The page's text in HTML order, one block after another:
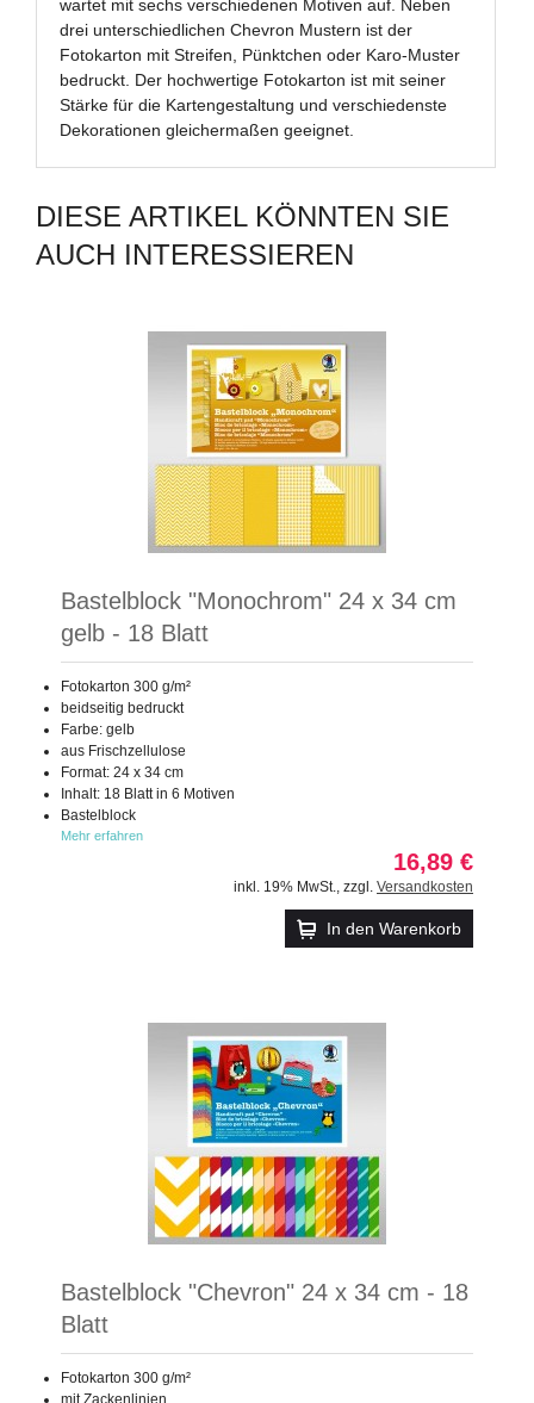
wartet mit sechs verschiedenen Motiven auf. Neben
drei unterschiedlichen Chevron Mustern ist der
Fotokarton mit Streifen, Pünktchen oder Karo-Muster
bedruckt. Der hochwertige Fotokarton ist mit seiner
Stärke für die Kartengestaltung und verschiedenste
Dekorationen gleichermaßen geeignet.
DIESE ARTIKEL KÖNNTEN SIE
AUCH INTERESSIEREN
Bastelblock "Monochrom" 24 x 34 cm
gelb - 18 Blatt
Fotokarton 300 g/m²
beidseitig bedruckt
Farbe: gelb
aus Frischzellulose
Format: 24 x 34 cm
Inhalt: 18 Blatt in 6 Motiven
Bastelblock
Mehr erfahren
16,89 €
inkl. 19% MwSt. zzgl. Versandkosten
In den Warenkorb
Bastelblock "Chevron" 24 x 34 cm - 18
Blatt
Fotokarton 300 g/m²
mit Zackenlinien